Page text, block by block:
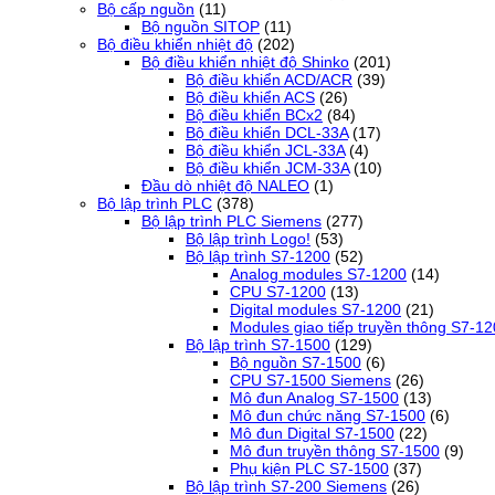
Bộ cấp nguồn (11)
Bộ nguồn SITOP (11)
Bộ điều khiển nhiệt độ (202)
Bộ điều khiển nhiệt độ Shinko (201)
Bộ điều khiển ACD/ACR (39)
Bộ điều khiển ACS (26)
Bộ điều khiển BCx2 (84)
Bộ điều khiển DCL-33A (17)
Bộ điều khiển JCL-33A (4)
Bộ điều khiển JCM-33A (10)
Đầu dò nhiệt độ NALEO (1)
Bộ lập trình PLC (378)
Bộ lập trình PLC Siemens (277)
Bộ lập trình Logo! (53)
Bộ lập trình S7-1200 (52)
Analog modules S7-1200 (14)
CPU S7-1200 (13)
Digital modules S7-1200 (21)
Modules giao tiếp truyền thông S7-
Bộ lập trình S7-1500 (129)
Bộ nguồn S7-1500 (6)
CPU S7-1500 Siemens (26)
Mô đun Analog S7-1500 (13)
Mô đun chức năng S7-1500 (6)
Mô đun Digital S7-1500 (22)
Mô đun truyền thông S7-1500 (9)
Phụ kiện PLC S7-1500 (37)
Bộ lập trình S7-200 Siemens (26)